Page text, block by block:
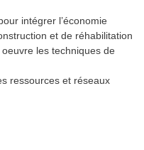
intégrer l’économie
et de réhabilitation
les techniques de
ressources et réseaux